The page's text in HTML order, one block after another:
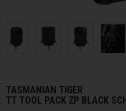
TASMANIAN TIGER
TT TOOL PACK ZP BLACK